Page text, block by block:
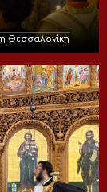
Θεσσαλονίκη